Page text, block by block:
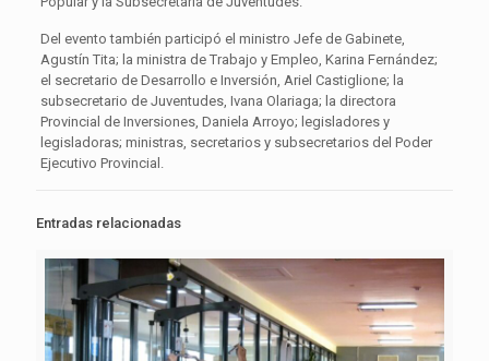
Del evento también participó el ministro Jefe de Gabinete,
Agustín Tita; la ministra de Trabajo y Empleo, Karina Fernández;
el secretario de Desarrollo e Inversión, Ariel Castiglione; la
subsecretario de Juventudes, Ivana Olariaga; la directora
Provincial de Inversiones, Daniela Arroyo; legisladores y
legisladoras; ministras, secretarios y subsecretarios del Poder
Ejecutivo Provincial.
Entradas relacionadas